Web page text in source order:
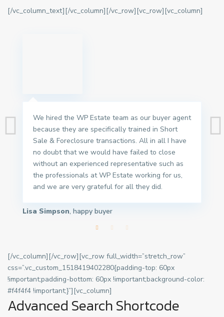
[/vc_column_text][/vc_column][/vc_row][vc_row][vc_column]
We hired the WP Estate team as our buyer agent
because they are specifically trained in Short
Sale & Foreclosure transactions. All in all I have
no doubt that we would have failed to close
without an experienced representative such as
the professionals at WP Estate working for us,
and we are very grateful for all they did.
Lisa Simpson, happy buyer
[/vc_column][/vc_row][vc_row full_width=”stretch_row”
css=”.vc_custom_1518419402280{padding-top: 60px
!important;padding-bottom: 60px !important;background-color:
#f4f4f4 !important;}”][vc_column]
Advanced Search Shortcode